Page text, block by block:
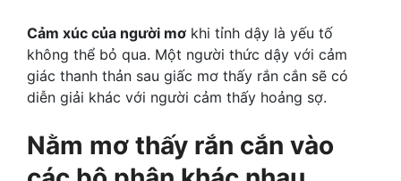
Cảm xúc của người mơ khi tỉnh dậy là yếu tố
không thể bỏ qua. Một người thức dậy với cảm
giác thanh thản sau giấc mơ thấy rắn cắn sẽ có
diễn giải khác với người cảm thấy hoảng sợ.
Nằm mơ thấy rắn cắn vào